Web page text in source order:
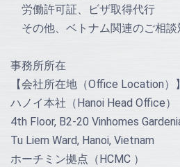
労働許可証、ビザ取得代行
その他、ベトナム関連のご相談
事務所所在
【会社所在地（Office Location）】
ハノイ本社（Hanoi Head Office）
4th Floor, B2-20 Vinhomes
Tu Liem Ward, Hanoi, Vietnam
ホーチミン拠点（HCMC ）